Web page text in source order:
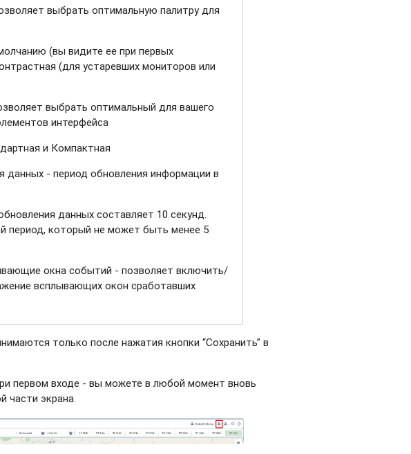
выбрать оптимальную палитру для
(вы видите ее при первых
(для устаревших мониторов или
выбрать оптимальный для вашего
интерфейса
и Компактная
данных - период обновления информации в
данных составляет 10 секунд.
период, который не может быть менее 5
окна событий - позволяет включить/
всплывающих окон сработавших
только после нажатия кнопки “Сохранить” в
первом входе - вы можете в любой момент вновь
части экрана.